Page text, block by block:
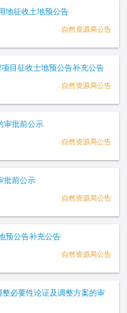
地征收土地预公告
自然资源局公告
目征收士地预公告补充公告
自然资源局公告
审批前公示
自然资源局公告
批前公示
自然资源局公告
预公告补充公告
自然资源局公告
必要性论证及调整方案的审